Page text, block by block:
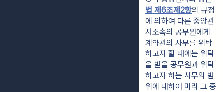
법 제6조제2항의 규정
에 의하여 다른 중앙관
서소속의 공무원에게
계약관의 사무를 위탁
하고자 할 때에는 위탁
을 받을 공무원과 위탁
하고자 하는 사무의 범
위에 대하여 미리 그 중